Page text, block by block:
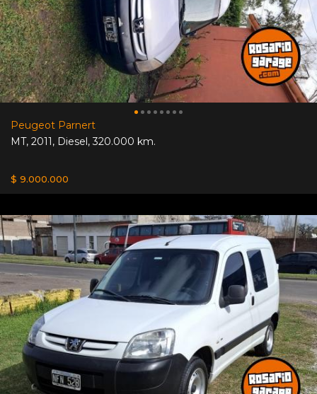
Peugeot Parnert
MT, 2011, Diesel,320.000 km.
$ 9.000.000